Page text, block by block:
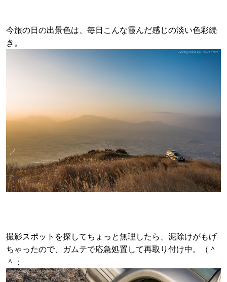
今旅の日の出景色は、毎日こんな霞んだ感じの淡い色彩続
き。
撮影スポットを探してちょっと無理したら、泥除けがもげ
ちゃったので、
ガムテで応急処置して再取り付け中。（＾
＾；